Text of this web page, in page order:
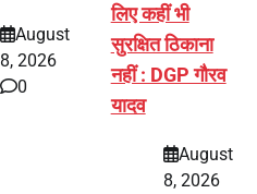
August
8, 2026
0
लिए कहीं भी
सुरक्षित ठिकाना
नहीं : DGP गौरव
यादव
August
8, 2026